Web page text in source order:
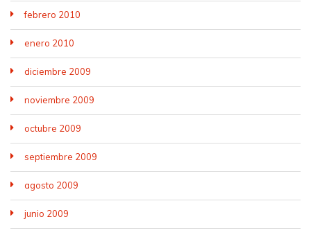
febrero 2010
enero 2010
diciembre 2009
noviembre 2009
octubre 2009
septiembre 2009
agosto 2009
junio 2009